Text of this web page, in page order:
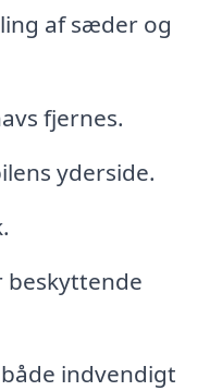
af sæder og
fjernes.
yderside.
beskyttende
indvendigt